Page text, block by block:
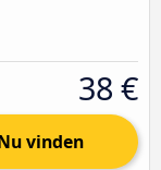
38 €
vinden